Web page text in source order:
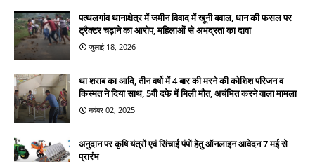
पत्थलगांव थानाक्षेत्र में जमीन विवाद में खूनी बवाल, धान की फसल पर
ट्रैक्टर चढ़ाने का आरोप, महिलाओं से अभद्रता का दावा
जुलाई 18, 2026
था शराब का आदि, तीन वर्षो में 4 बार की मरने की कोशिश परिजन व
किस्मत ने दिया साथ, 5वी दफे में मिली मौत, अचंभित करने वाला मामला
नवंबर 02, 2025
अनुदान पर कृषि यंत्रों एवं सिंचाई पंपों हेतु ऑनलाइन आवेदन 7 मई से
प्रारंभ